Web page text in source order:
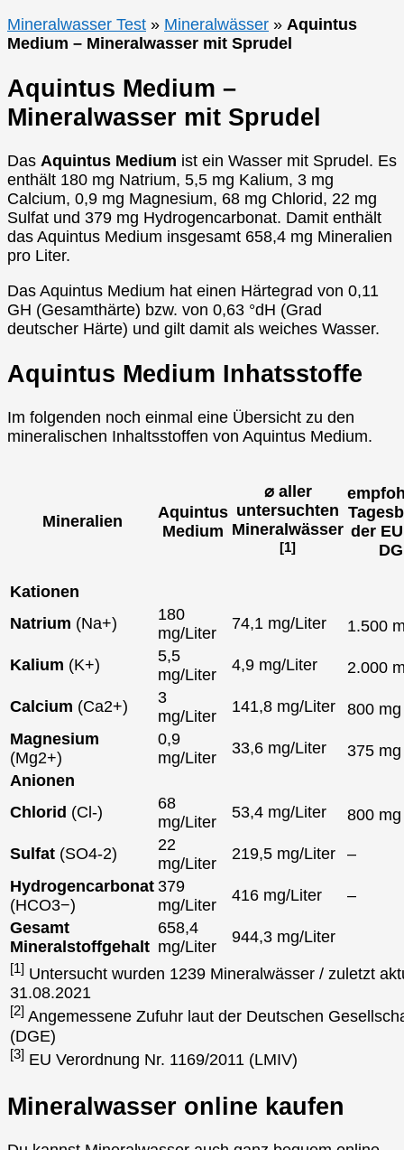
Mineralwasser Test » Mineralwässer » Aquintus
Medium – Mineralwasser mit Sprudel
Aquintus Medium –
Mineralwasser mit Sprudel
Das Aquintus Medium ist ein Wasser mit Sprudel. Es
enthält 180 mg Natrium, 5,5 mg Kalium, 3 mg
Calcium, 0,9 mg Magnesium, 68 mg Chlorid, 22 mg
Sulfat und 379 mg Hydrogencarbonat. Damit enthält
das Aquintus Medium insgesamt 658,4 mg Mineralien
pro Liter.
Das Aquintus Medium hat einen Härtegrad von 0,11
GH (Gesamthärte) bzw. von 0,63 °dH (Grad
deutscher Härte) und gilt damit als weiches Wasser.
Aquintus Medium Inhatsstoffe
Im folgenden noch einmal eine Übersicht zu den
mineralischen Inhaltsstoffen von Aquintus Medium.
Mineralien
Aquintus
Medium
⌀ aller
untersuchten
Mineralwässer
[1]
der
Kationen
Natrium (Na+)
180
mg/Liter
74,1 mg/Liter 1.500
Kalium (K+)
5,5
mg/Liter
4,9 mg/Liter 2.000
Calcium (Ca2+)
3
mg/Liter
141,8 mg/Liter
800
Magnesium
(Mg2+)
0,9
mg/Liter
33,6 mg/Liter
375
Anionen
Chlorid (Cl-)
68
mg/Liter
53,4 mg/Liter 800
Sulfat (SO4-2)
22
mg/Liter
219,5 mg/Liter
–
Hydrogencarbonat
(HCO3−)
379
mg/Liter
416 mg/Liter
–
Gesamt
Mineralstoffgehalt
658,4
mg/Liter
944,3 mg/Liter
[1] Untersucht wurden 1239 Mineralwässer / zuletzt
31.08.2021
[2] Angemessene Zufuhr laut der Deutschen
(DGE)
[3] EU Verordnung Nr. 1169/2011 (LMIV)
Mineralwasser online kaufen